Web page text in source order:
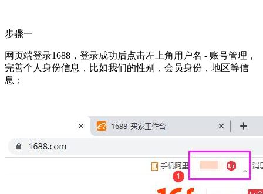
步骤一
网页端登录1688，登录成功后点击左上角用户名 - 账号管理，
完善个人身份信息，比如我们的性别，会员身份，地区等信
息；